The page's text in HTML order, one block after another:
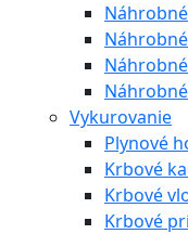
Vykurovanie
Plynové
Krbové
Krbové
Krbové